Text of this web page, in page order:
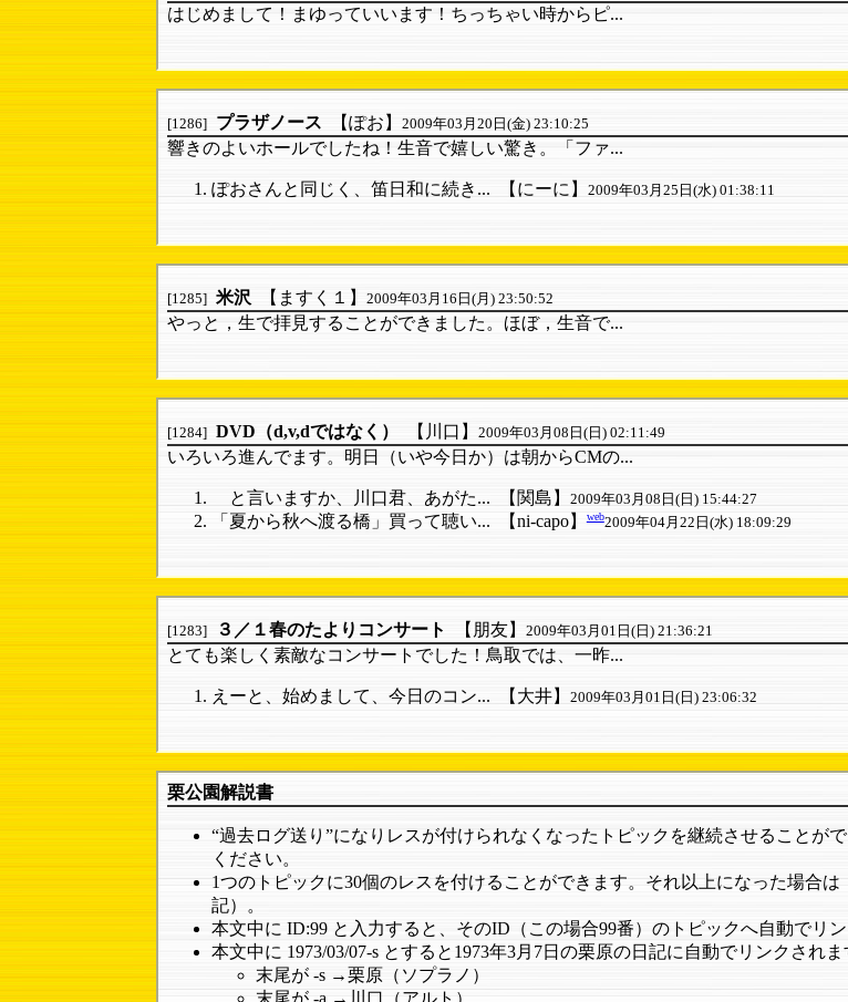
はじめまして！まゆっていいます！ちっちゃい時からピ...
[1286] プラザノース 【ぽお】 2009年03月20日(金) 23:10:25
響きのよいホールでしたね！生音で嬉しい驚き。「ファ...
ぽおさんと同じく、笛日和に続き... 【にーに】 2009年03月25日(水) 01:38:11
[1285] 米沢 【ますく１】 2009年03月16日(月) 23:50:52
やっと，生で拝見することができました。ほぼ，生音で...
[1284] DVD（d,v,dではなく） 【川口】 2009年03月08日(日) 02:11:49
いろいろ進んでます。明日（いや今日か）は朝からCMの...
と言いますか、川口君、あがた... 【関島】 2009年03月08日(日) 15:44:27
「夏から秋へ渡る橋」買って聴い... 【ni-capo】web2009年04月22日(水) 18:09:29
[1283] ３／１春のたよりコンサート 【朋友】 2009年03月01日(日) 21:36:21
とても楽しく素敵なコンサートでした！鳥取では、一昨...
えーと、始めまして、今日のコン... 【大井】 2009年03月01日(日) 23:06:32
栗公園解説書
“過去ログ送り”になりレスが付けられなくなったトピックを継続させることが
ください。
1つのトピックに30個のレスを付けることができます。それ以上になった場合
記）。
本文中に ID:99 と入力すると、そのID（この場合99番）のトピックへ自動でリン
本文中に 1973/03/07-s とすると1973年3月7日の栗原の日記に自動でリンクされ
末尾が -s →栗原（ソプラノ）